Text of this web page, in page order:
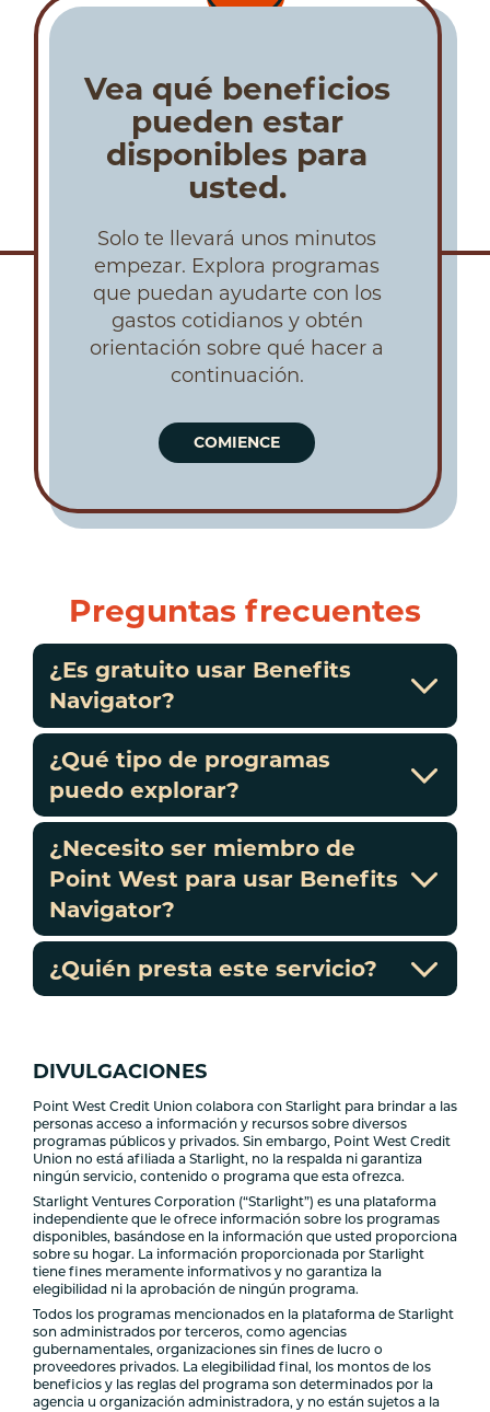
Vea qué beneficios
pueden estar
disponibles para
usted.
Solo te llevará unos minutos
empezar. Explora programas
que puedan ayudarte con los
gastos cotidianos y obtén
orientación sobre qué hacer a
continuación.
COMIENCE
Preguntas frecuentes
¿Es gratuito usar Benefits
Navigator?
¿Qué tipo de programas
puedo explorar?
¿Necesito ser miembro de
Point West para usar Benefits
Navigator?
¿Quién presta este servicio?
DIVULGACIONES
Point West Credit Union colabora con Starlight para brindar a las
personas acceso a información y recursos sobre diversos
programas públicos y privados. Sin embargo, Point West Credit
Union no está afiliada a Starlight, no la respalda ni garantiza
ningún servicio, contenido o programa que esta ofrezca.
Starlight Ventures Corporation (“Starlight”) es una plataforma
independiente que le ofrece información sobre los programas
disponibles, basándose en la información que usted proporciona
sobre su hogar. La información proporcionada por Starlight
tiene fines meramente informativos y no garantiza la
elegibilidad ni la aprobación de ningún programa.
Todos los programas mencionados en la plataforma de Starlight
son administrados por terceros, como agencias
gubernamentales, organizaciones sin fines de lucro o
proveedores privados. La elegibilidad final, los montos de los
beneficios y las reglas del programa son determinados por la
agencia u organización administradora, y no están sujetos a la